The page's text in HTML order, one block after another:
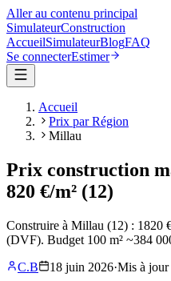
Aller au contenu principal
SimulateurConstruction
AccueilSimulateurBlogFAQ
Se connecterEstimer
Accueil
Prix par Région
Millau
Prix construction
820 €/m² (12)
Construire à Millau (12) : 1820
(DVF). Budget 100 m² ~384
C.B
18 juin 2026·Mis à jour